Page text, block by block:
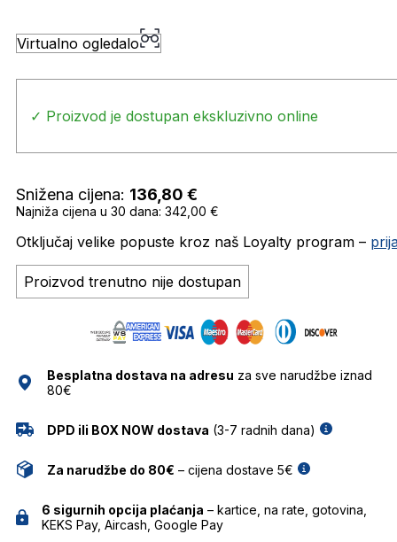
Virtualno ogledalo
✓ Proizvod je dostupan ekskluzivno online
Snižena cijena: 136,80 €
Najniža cijena u 30 dana: 342,00 €
Otključaj velike popuste kroz naš Loyalty program –
Proizvod trenutno nije dostupan
Besplatna dostava na adresu za sve narudžbe iznad
80€
DPD ili BOX NOW dostava (3-7 radnih dana)
Za narudžbe do 80€ – cijena dostave 5€
6 sigurnih opcija plaćanja – kartice, na rate, gotovina,
KEKS Pay, Aircash, Google Pay